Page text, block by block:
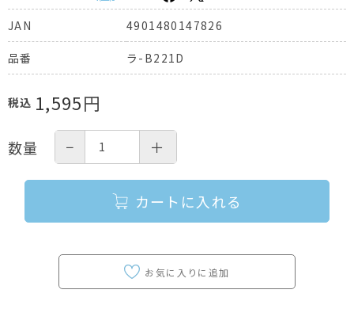
JAN
4901480147826
品番 ラ-B221D
税込 1,595円
数量 − ＋
カートに入れる